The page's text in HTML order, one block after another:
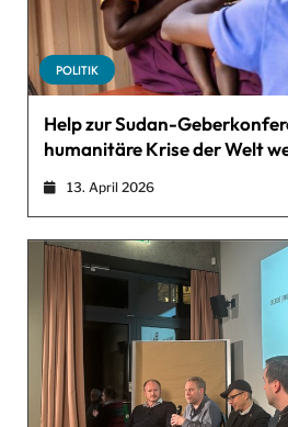
POLITIK
Help zur Sudan-
humanitäre Krise der Welt
13. April 2026